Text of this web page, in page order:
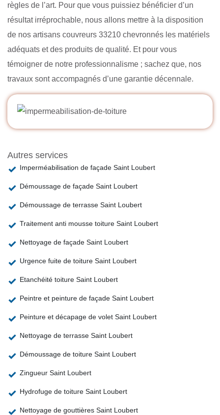
règles de l’art. Pour que vous puissiez bénéficier d’un
résultat irréprochable, nous allons mettre à la disposition
de nos artisans couvreurs 33210 chevronnés les matériels
adéquats et des produits de qualité. Et pour vous
témoigner de notre professionnalisme ; sachez que, nos
travaux sont accompagnés d’une garantie décennale.
Autres services
Imperméabilisation de façade Saint Loubert
Démoussage de façade Saint Loubert
Démoussage de terrasse Saint Loubert
Traitement anti mousse toiture Saint Loubert
Nettoyage de façade Saint Loubert
Urgence fuite de toiture Saint Loubert
Etanchéité toiture Saint Loubert
Peintre et peinture de façade Saint Loubert
Peinture et décapage de volet Saint Loubert
Nettoyage de terrasse Saint Loubert
Démoussage de toiture Saint Loubert
Zingueur Saint Loubert
Hydrofuge de toiture Saint Loubert
Nettoyage de gouttières Saint Loubert